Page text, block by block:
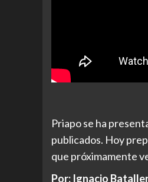
Priapo se ha
publicados. Hoy
que próximamente
Por: Ignacio